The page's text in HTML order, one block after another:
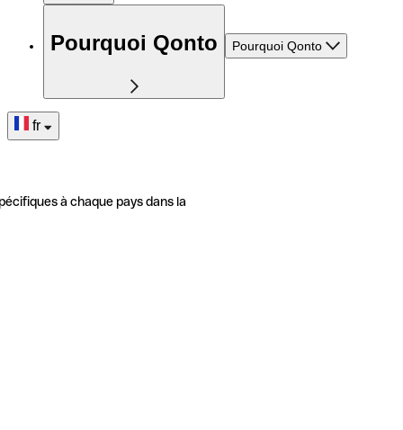
Pourquoi Qonto Pourquoi Qonto
fr
à chaque pays dans la